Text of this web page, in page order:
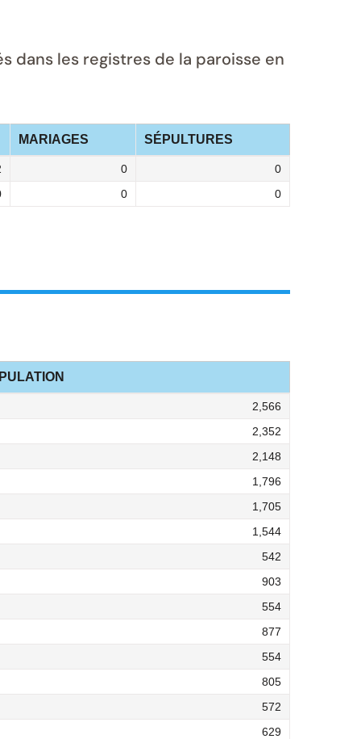
dans les registres de la paroisse en
MARIAGES SÉPULTURES
0
0
0 0
2,566
2,352
2,148
1,796
1,705
1,544
542
903
554
877
554
805
572
629